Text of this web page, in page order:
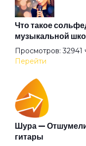
Бабочка
Баргузин
Барышня
Беги (2008)
Что такое
музыкальной
Просмотров: 32941
Перейти
Шура —
гитары